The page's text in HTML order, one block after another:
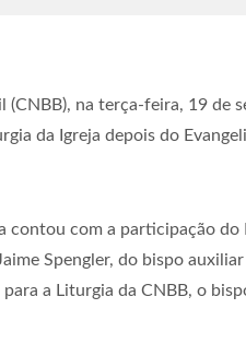
(CNBB), na terça-feira, 19 de
da Igreja depois do
contou com a participação do
Spengler, do bispo auxiliar
a Liturgia da CNBB, o